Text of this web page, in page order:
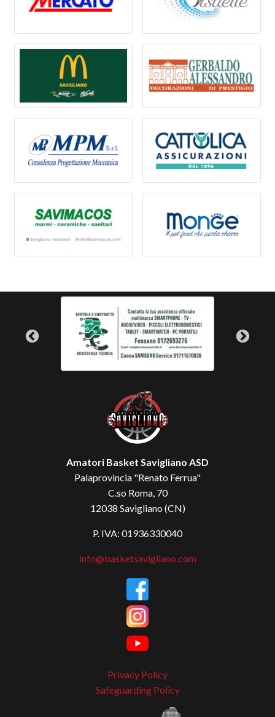
Amatori Basket Savigliano ASD
Palaprovincia "Renato Ferrua"
C.so Roma, 70
12038 Savigliano (CN)
P. IVA: 01936330040
info@basketsavigliano.com
Privacy Policy
Safeguarding Policy